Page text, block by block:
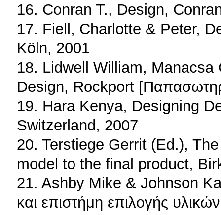
16. Conran T., Design,
17. Fiell, Charlotte & Peter,
Köln, 2001
18. Lidwell William,
Design, Rockport
19. Hara Kenya, Designing
Switzerland, 2007
20. Terstiege Gerrit (Ed.),
model to the final product,
21. Ashby Mike & Johnson
και επιστήμη επιλογής